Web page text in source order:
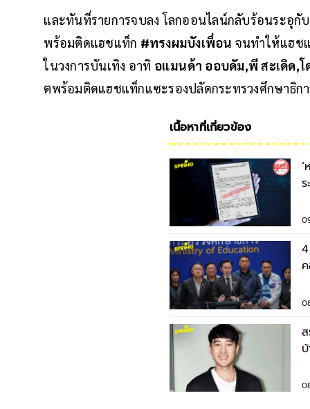
และทันที่รายการจบลง โลกออนไลน์กลับร้อนระอุกั
พร้อมติดแฮชแท็ก #ทรงผมบังเพื่อน จนทำให้แฮช
ในวงการบันเทิง อาทิ อแมนด้า ออบดัม,พี สะเดิด,
ตพร้อมติดแฮชแท็กแซะรองปลัดกระทรวงศึกษาธิกา
เนื้อหาที่เกี่ยวข้อง